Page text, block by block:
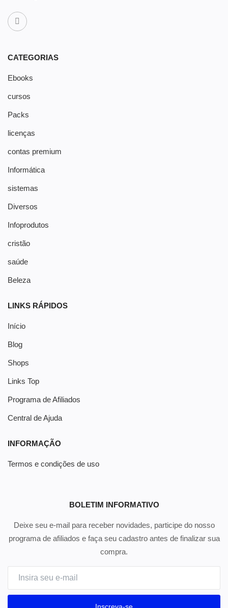
CATEGORIAS
Ebooks
cursos
Packs
licenças
contas premium
Informática
sistemas
Diversos
Infoprodutos
cristão
saúde
Beleza
LINKS RÁPIDOS
Início
Blog
Shops
Links Top
Programa de Afiliados
Central de Ajuda
INFORMAÇÃO
Termos e condições de uso
BOLETIM INFORMATIVO
Deixe seu e-mail para receber novidades, participe do nosso
programa de afiliados e faça seu cadastro antes de finalizar sua
compra.
Inscreva-se